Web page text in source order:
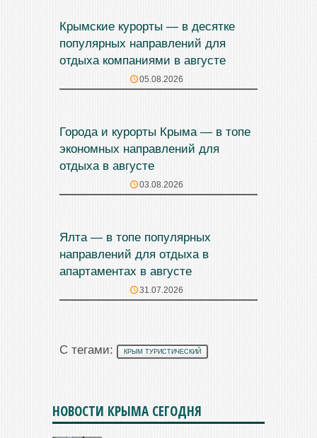
Крымские курорты — в десятке
популярных направлений для
отдыха компаниями в августе
05.08.2026
Города и курорты Крыма — в топе
экономных направлений для
отдыха в августе
03.08.2026
Ялта — в топе популярных
направлений для отдыха в
апартаментах в августе
31.07.2026
С тегами: КРЫМ ТУРИСТИЧЕСКИЙ
НОВОСТИ КРЫМА СЕГОДНЯ